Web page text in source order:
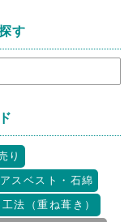
す
り
アスベスト・石綿
法（重ね葺き）